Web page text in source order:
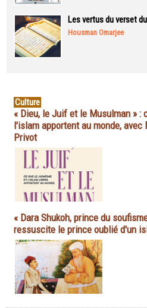
Les vertus du verset
Housman Omarjee
Culture
« Dieu, le Juif et le Musulman » :
l'islam apportent au monde,
Privot
« Dara Shukoh, prince du
ressuscite le prince oublié d'un